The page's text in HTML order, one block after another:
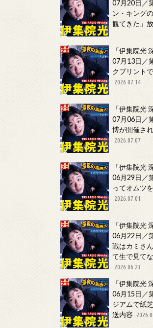
07月20日／
ン・キング
観てきた」
「伊集院光
07月13日／
クプリント
2026.07.14
「伊集院光
07月06日／
博が開催さ
2026.07.07
「伊集院光
06月29日／
ってオムツ
2026.07.01
「伊集院光
06月22日／
戦はカミさ
て生で見て
2026.06.23
「伊集院光
06月15日／
ジアムで紙
送内容